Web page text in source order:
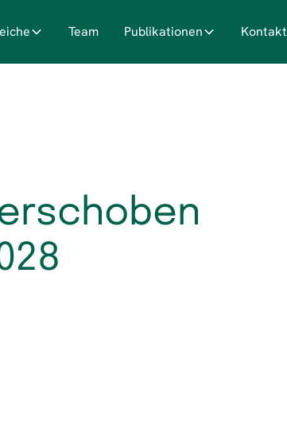
Team Publikationen Kontakt